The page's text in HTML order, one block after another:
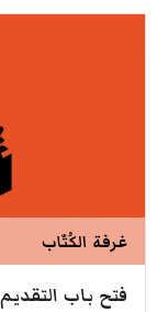
غرفة الكُتّاب
فتح باب التقديم